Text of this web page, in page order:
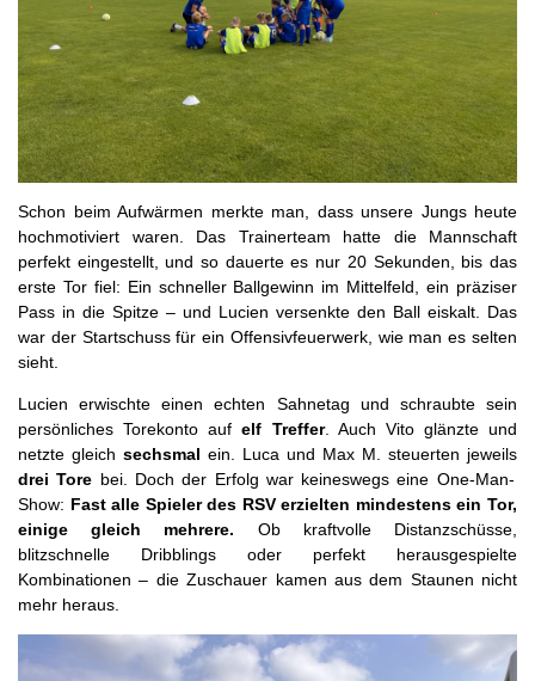
Schon beim Aufwärmen merkte man, dass unsere Jungs heute
hochmotiviert waren. Das Trainerteam hatte die Mannschaft
perfekt eingestellt, und so dauerte es nur 20 Sekunden, bis das
erste Tor fiel: Ein schneller Ballgewinn im Mittelfeld, ein präziser
Pass in die Spitze – und Lucien versenkte den Ball eiskalt. Das
war der Startschuss für ein Offensivfeuerwerk, wie man es selten
sieht.
Lucien erwischte einen echten Sahnetag und schraubte sein
persönliches Torekonto aufelf Treffer. Auch Vito glänzte und
netzte gleich sechsmal ein. Luca und Max M. steuerten jeweils
drei Tore bei. Doch der Erfolg war keineswegs eine One-Man-
Show: Fast alle Spieler des RSV erzielten mindestens ein Tor,
einige gleich mehrere. Ob kraftvolle Distanzschüsse,
blitzschnelle Dribblings oder perfekt herausgespielte
Kombinationen – die Zuschauer kamen aus dem Staunen nicht
mehr heraus.